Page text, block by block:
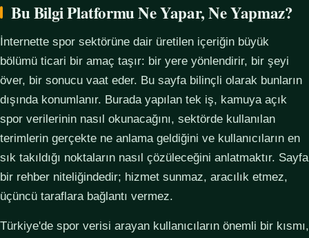
Bu Bilgi Platformu Ne Yapar, Ne Yapmaz?
İnternette spor sektörüne dair üretilen içeriğin büyük
bölümü ticari bir amaç taşır: bir yere yönlendirir, bir şeyi
över, bir sonucu vaat eder. Bu sayfa bilinçli olarak bunların
dışında konumlanır. Burada yapılan tek iş, kamuya açık
spor verilerinin nasıl okunacağını, sektörde kullanılan
terimlerin gerçekte ne anlama geldiğini ve kullanıcıların en
sık takıldığı noktaların nasıl çözüleceğini anlatmaktır. Sayfa
bir rehber niteliğindedir; hizmet sunmaz, aracılık etmez,
üçüncü taraflara bağlantı vermez.
Türkiye'de spor verisi arayan kullanıcıların önemli bir kısmı,